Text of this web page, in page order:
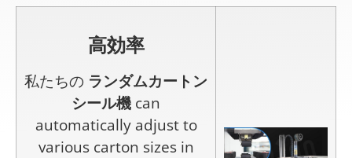
高効率
私たちの ランダムカートン
シール機 can
automatically adjust to
various carton sizes in